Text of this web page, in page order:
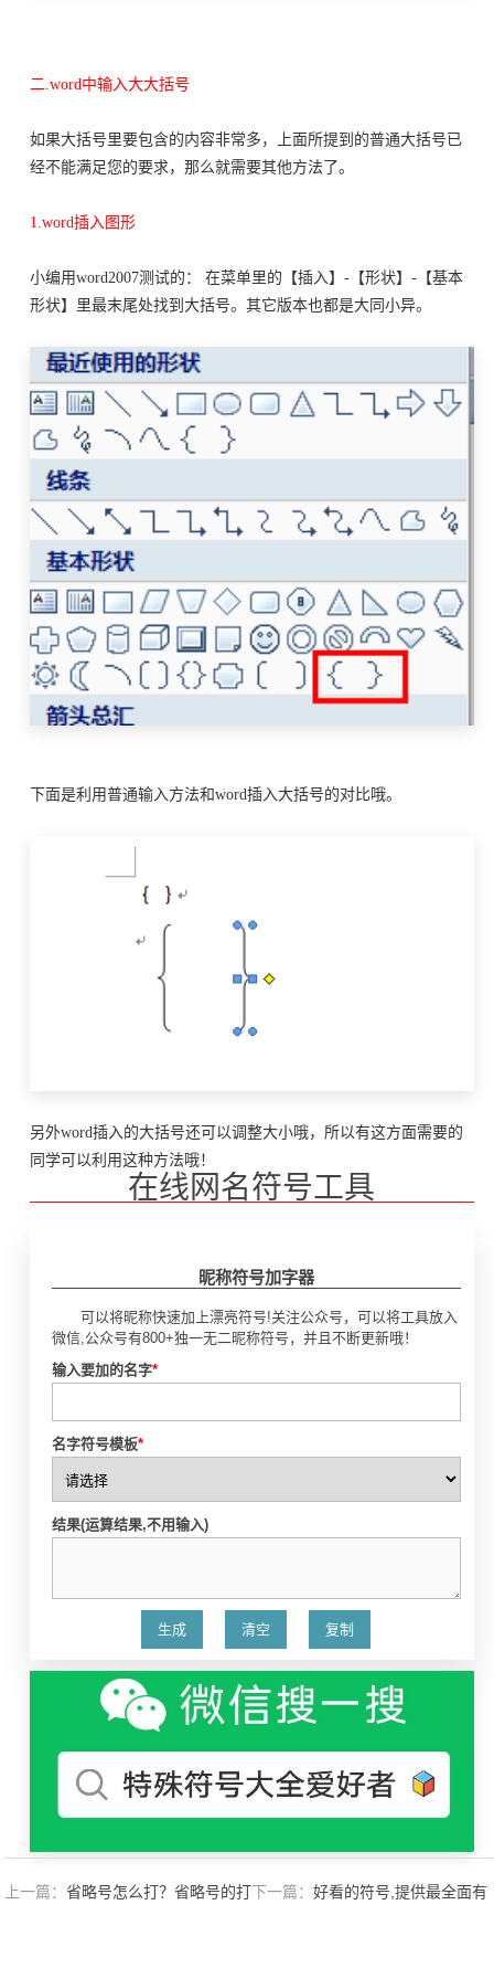
二.word中输入大大括号
如果大括号里要包含的内容非常多，上面所提到的普通大括号已
经不能满足您的要求，那么就需要其他方法了。
1.word插入图形
小编用word2007测试的： 在菜单里的【插入】-【形状】-【基本
形状】里最末尾处找到大括号。其它版本也都是大同小异。
下面是利用普通输入方法和word插入大括号的对比哦。
另外word插入的大括号还可以调整大小哦，所以有这方面需要的
同学可以利用这种方法哦！
在线网名符号工具
昵称符号加字器
可以将昵称快速加上漂亮符号!关注公众号，可以将工具放入
微信,公众号有800+独一无二昵称符号，并且不断更新哦！
输入要加的名字*
名字符号模板*
结果(运算结果,不用输入)
上一篇：省略号怎么打？省略号的打下一篇：好看的符号,提供最全面有